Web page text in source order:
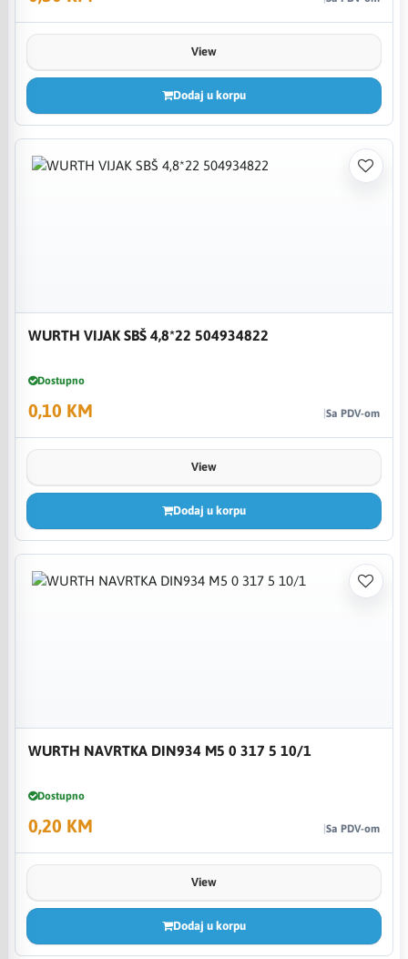
View
Dodaj u korpu
WURTH VIJAK SBŠ 4,8*22 504934822
Dostupno
0,10 KM Sa PDV-om
View
Dodaj u korpu
WURTH NAVRTKA DIN934 M5 0 317 5 10/1
Dostupno
0,20 KM Sa PDV-om
View
Dodaj u korpu